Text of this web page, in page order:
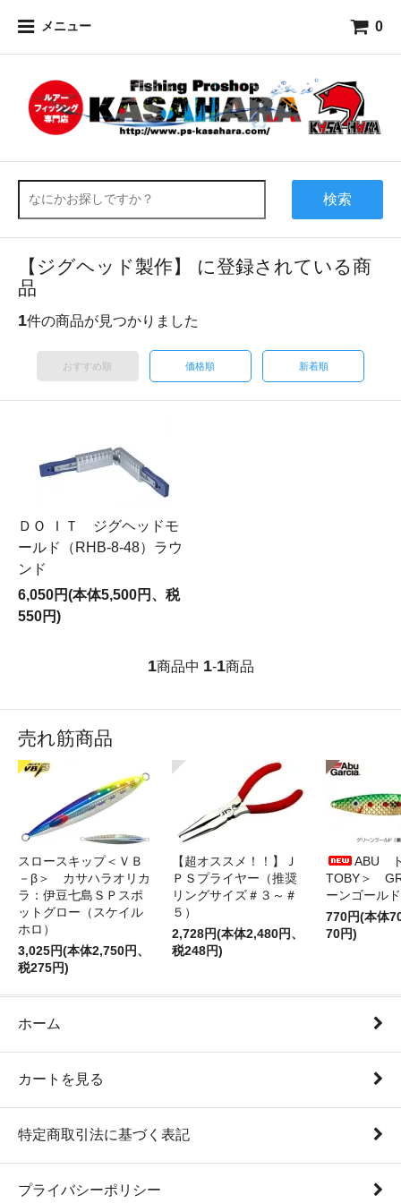
メニュー 0
検索
【ジグヘッド製作】 に登録されている商
品
1件の商品が見つかりました
おすすめ順 価格順 新着順
ＤＯ ＩＴ ジグヘッドモ
ールド（RHB-8-48）ラウ
ンド
6,050円(本体5,500円、税
550円)
1商品中 1-1商品
売れ筋商品
スロースキップ＜ＶＢ
－β＞ カサハラオリカ
ラ：伊豆七島ＳＰスポ
ットグロー（スケイル
ホロ）
3,025円(本体2,750円、
税275円)
【超オススメ！！】Ｊ
ＰＳプライヤー（推奨
リングサイズ＃３～＃
５）
2,728円(本体2,480円、
税248円)
ABU
TOBY＞
ーンゴールド
770円(本体
70円)
ホーム
カートを見る
特定商取引法に基づく表記
プライバシーポリシー